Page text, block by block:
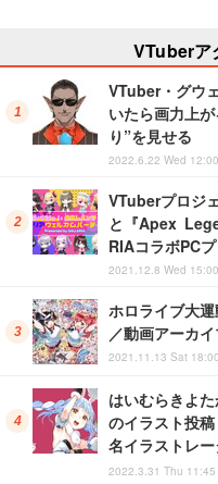
VTuberア
VTuber・グウ
いたら画力上
り”を見せる
2022.6.22 Wed 12:00
VTuberプロジ
と『Apex
RIAコラボPC
2021.12.8 Wed 15:00
ホロライブ大
／動画アーカイ
2021.11.13 Sat 18:00
はいむらきよ
のイラスト投
名イラストレ
2022.3.31 Thu 11:45